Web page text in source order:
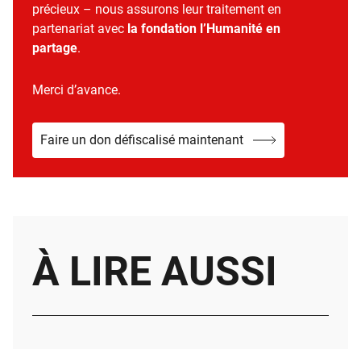
précieux – nous assurons leur traitement en
partenariat avec la fondation l’Humanité en
partage.
Merci d’avance.
Faire un don défiscalisé maintenant
À LIRE AUSSI